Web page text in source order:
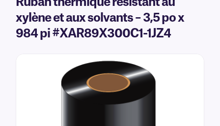
Ruban thermique résistant au
xylène et aux solvants – 3,5 po x
984 pi #XAR89X300C1-1JZ4